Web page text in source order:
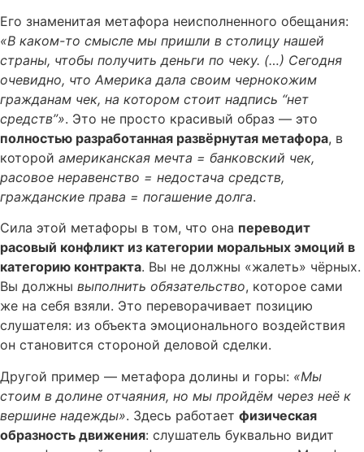
Его знаменитая метафора неисполненного обещания:
«В каком-то смысле мы пришли в столицу нашей
страны, чтобы получить деньги по чеку. (…) Сегодня
очевидно, что Америка дала своим чернокожим
гражданам чек, на котором стоит надпись “нет
средств”». Это не просто красивый образ — это
полностью разработанная развёрнутая метафора, в
которой американская мечта = банковский чек,
расовое неравенство = недостача средств,
гражданские права = погашение долга.
Сила этой метафоры в том, что она переводит
расовый конфликт из категории моральных эмоций в
категорию контракта. Вы не должны «жалеть» чёрных.
Вы должны выполнить обязательство, которое сами
же на себя взяли. Это переворачивает позицию
слушателя: из объекта эмоционального воздействия
он становится стороной деловой сделки.
Другой пример — метафора долины и горы: «Мы
стоим в долине отчаяния, но мы пройдём через неё к
вершине надежды». Здесь работает физическая
образность движения: слушатель буквально видит